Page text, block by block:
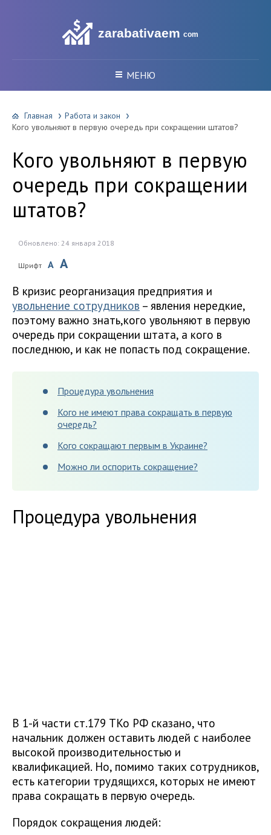
zarabativaem com
МЕНЮ
Главная
Работа и закон
Кого увольняют в первую очередь при сокращении штатов?
Кого увольняют в первую
очередь при сокращении
штатов?
Обновлено: 24 января 2018
Шрифт A A
В кризис реорганизация предприятия и
увольнение сотрудников – явления нередкие,
поэтому важно знать,кого увольняют в первую
очередь при сокращении штата, а кого в
последнюю, и как не попасть под сокращение.
Процедура увольнения
Кого не имеют права сокращать в первую
очередь?
Кого сокращают первым в Украине?
Можно ли оспорить сокращение?
Процедура увольнения
В 1-й части ст.179 ТКо РФ сказано, что
начальник должен оставить людей с наиболее
высокой производительностью и
квалификацией. Но, помимо таких сотрудников,
есть категории трудящихся, которых не имеют
права сокращать в первую очередь.
Порядок сокращения людей: